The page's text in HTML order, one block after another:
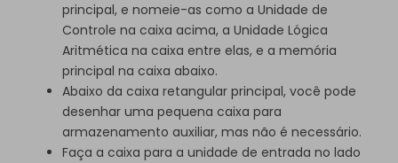
principal, e nomeie-as como a Unidade de
Controle na caixa acima, a Unidade Lógica
Aritmética na caixa entre elas, e a memória
principal na caixa abaixo.
Abaixo da caixa retangular principal, você pode
desenhar uma pequena caixa para
armazenamento auxiliar, mas não é necessário.
Faça a caixa para a unidade de entrada no lado